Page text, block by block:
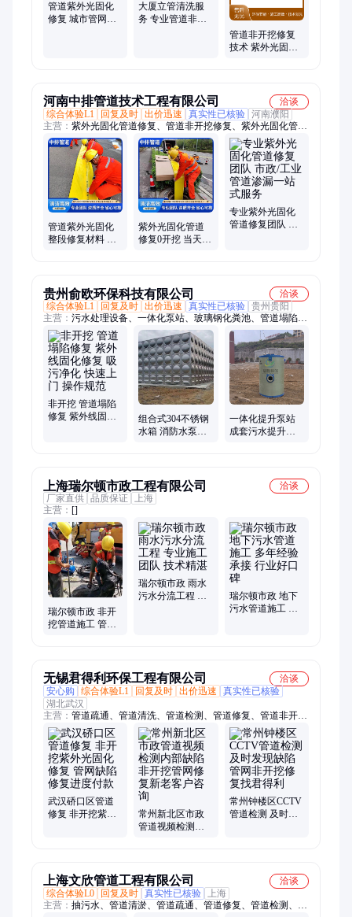
管道紫外光固化
修复 城市管网非
大厦立管清洗服
务 专业管道非开
管道非开挖修复
技术 紫外光固化
河南中排管道技术工程有限公司
洽谈
综合体验L1
回复及时 出价迅速 真实性已核验 河南濮阳
主营： 紫外光固化管道修复、管道非开挖修复、紫外光固化管道
修复软、紫外光固化车
管道紫外光固化
整段修复材料 管
紫外光固化管道
修复0开挖 当天修
专业紫外光固化
管道修复团队 市
贵州俞欧环保科技有限公司
洽谈
综合体验L1
回复及时 出价迅速 真实性已核验 贵州贵阳
主营： 污水处理设备、一体化泵站、玻璃钢化粪池、管道塌陷修
复、不锈钢水箱
非开挖 管道塌陷
修复 紫外线固化
组合式304不锈钢
水箱 消防水泵箱
一体化提升泵站
成套污水提升处
上海瑞尔顿市政工程有限公司
洽谈
厂家直供 品质保证
上海
主营： []
瑞尔顿市政 非开
挖管道施工 管道
瑞尔顿市政 雨水
污水分流工程 专
瑞尔顿市政 地下
污水管道施工 多
无锡君得利环保工程有限公司
洽谈
安心购
综合体验L1 回复及时 出价迅速
真实性已核验
湖北武汉
主营： 管道疏通、管道清洗、管道检测、管道修复、管道非开挖
修复、管道光固化修复、管道顶管修复、管道CIPP修复、管道置
换、清理化粪池、清理污水池、清理沉淀池、清理污泥池、污泥
淤泥净化处理、雨水箱涵清淤、抽泥浆污水、河道鱼塘清淤、疏
通下水道
武汉硚口区管道
修复 非开挖紫外
常州新北区市政
管道视频检测内
常州钟楼区CCTV
管道检测 及时发
上海文欣管道工程有限公司
洽谈
综合体验L0
回复及时 真实性已核验
上海
主营： 抽污水、管道清淤、管道疏通、管道修复、管道检测、管